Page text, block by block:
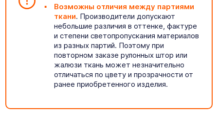
Возможны отличия между партиями
ткани. Производители допускают
небольшие различия в оттенке, фактуре
и степени светопропускания материалов
из разных партий. Поэтому при
повторном заказе рулонных штор или
жалюзи ткань может незначительно
отличаться по цвету и прозрачности от
ранее приобретенного изделия.